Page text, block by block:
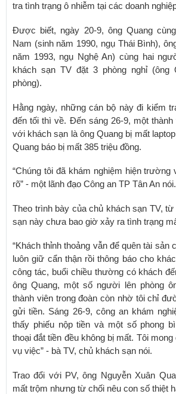
tra tình trạng ô nhiễm tại các doanh
Được biết, ngày 20-9, ông Quang
Nam (sinh năm 1990, ngụ Thái Bình),
năm 1993, ngụ Nghệ An) cùng hai
khách sạn TV đặt 3 phòng nghỉ (ông
phòng).
Hằng ngày, những cán bộ này đi kiểm
đến tối thì về. Đến sáng 26-9, một thành
với khách sạn là ông Quang bị mất
Quang báo bị mất 385 triệu đồng.
“Chúng tôi đã khám nghiệm hiện trường
rõ” - một lãnh đạo Công an TP Tân An nói.
Theo trình bày của chủ khách sạn TV,
sạn này chưa bao giờ xảy ra tình trạng
“Khách thỉnh thoảng vẫn để quên tài sản
luôn giữ cẩn thận rồi thông báo cho
công tác, buổi chiều thường có khách
ông Quang, một số người lên phòng
thành viên trong đoàn còn nhờ tôi chỉ
gửi tiền. Sáng 26-9, công an khám
thấy phiếu nộp tiền và một số phong
thoại đắt tiền đều không bị mất. Tôi
vụ việc” - bà TV, chủ khách sạn nói.
Trao đổi với PV, ông Nguyễn Xuân
mất trộm nhưng từ chối nêu con số thiệt